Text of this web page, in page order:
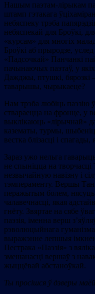
Нашым паэтам-лірыкам
штамп гэтакага
небяспеку трэба
небяспекай для Броўкі,
«курсам» для многіх
Броўкі аб прыродзе,
«Падсочкай» Панчанкі
пачынаючых паэтаў, у
Дажджы, птушкі, бярозкі
таварышы, чырыкаеце?
Нам трэба любіць паэзію
ствараецца на фронце, у
выклікаюць «лірычнай»
казематы, турмы,
вестка блізасці і
Зараз ужо нельга
не спыніцца на
незвычайную навізну і
тэмпераменту. Вершы
перажытым болем, нясуць
чалавечнасці, якая
гнёту. Звяртае на сябе
паэзія, іменна верш
рэволюцыйнага
выражэнне лепшыя
Пестрака «Паэзія» з
змешанасці вершаў з
жыццёвай абстаноўкай.
Ты просішся ў дзверы